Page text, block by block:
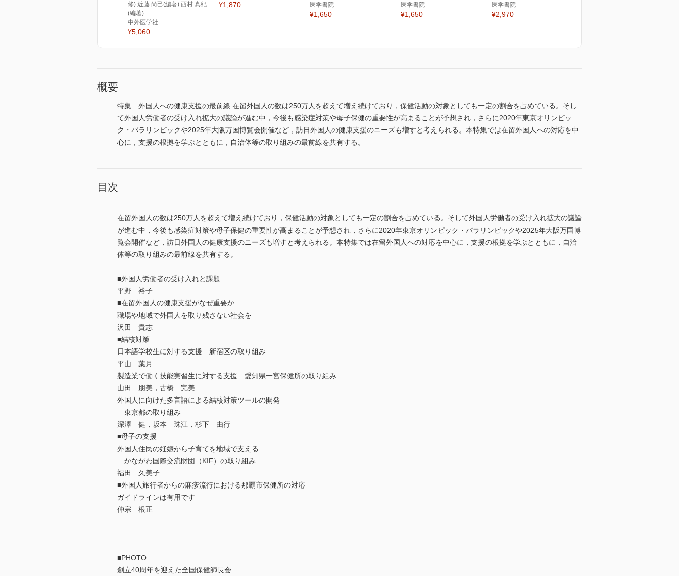
修) 近藤 尚己(編著) 西村 真紀
(編著)
中外医学社
¥5,060
¥1,870 医学書院
¥1,650
医学書院
¥1,650
医学書院
¥2,970
概要
特集 外国人への健康支援の最前線 在留外国人の数は250万人を超えて増え続けており，保健活動の対象としても一定の割合を占めている。そし
て外国人労働者の受け入れ拡大の議論が進む中，今後も感染症対策や母子保健の重要性が高まることが予想され，さらに2020年東京オリンピッ
ク・パラリンピックや2025年大阪万国博覧会開催など，訪日外国人の健康支援のニーズも増すと考えられる。本特集では在留外国人への対応を中
心に，支援の根拠を学ぶとともに，自治体等の取り組みの最前線を共有する。
目次
在留外国人の数は250万人を超えて増え続けており，保健活動の対象としても一定の割合を占めている。そして外国人労働者の受け入れ拡大の議論
が進む中，今後も感染症対策や母子保健の重要性が高まることが予想され，さらに2020年東京オリンピック・パラリンピックや2025年大阪万国博
覧会開催など，訪日外国人の健康支援のニーズも増すと考えられる。本特集では在留外国人への対応を中心に，支援の根拠を学ぶとともに，自治
体等の取り組みの最前線を共有する。
■外国人労働者の受け入れと課題
平野 裕子
■在留外国人の健康支援がなぜ重要か
職場や地域で外国人を取り残さない社会を
沢田 貴志
■結核対策
日本語学校生に対する支援 新宿区の取り組み
平山 葉月
製造業で働く技能実習生に対する支援 愛知県一宮保健所の取り組み
山田 朋美，古橋 完美
外国人に向けた多言語による結核対策ツールの開発
東京都の取り組み
深澤 健，坂本 珠江，杉下 由行
■母子の支援
外国人住民の妊娠から子育てを地域で支える
かながわ国際交流財団（KIF）の取り組み
福田 久美子
■外国人旅行者からの麻疹流行における那覇市保健所の対応
ガイドラインは有用です
仲宗 根正
■PHOTO
創立40周年を迎えた全国保健師長会